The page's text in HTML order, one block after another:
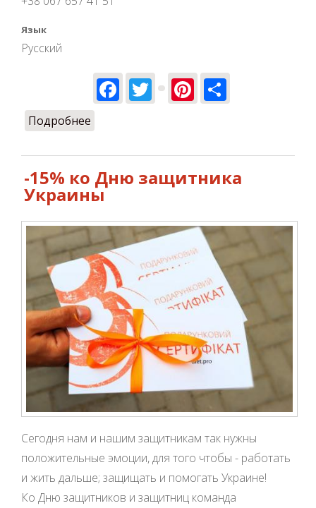
Язык
Русский
Facebook
TwitterPinterest
Подробнее
-15% ко Дню защитника
Украины
Сегодня нам и нашим защитникам так нужны
положительные эмоции, для того чтобы - работать
и жить дальше; защищать и помогать Украине!
Ко Дню защитников и защитниц команда